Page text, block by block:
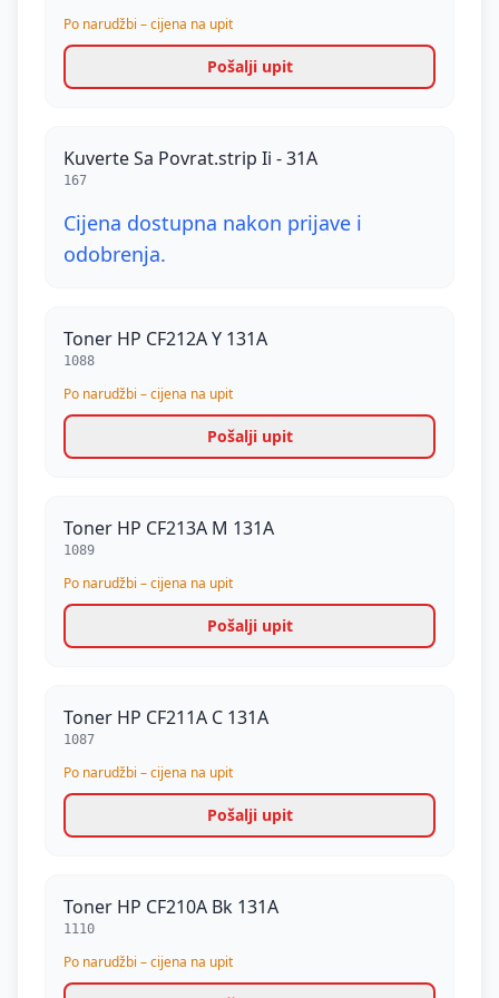
Po narudžbi – cijena na upit
Pošalji upit
Kuverte Sa Povrat.strip Ii - 31A
167
Cijena dostupna nakon prijave i
odobrenja.
Toner HP CF212A Y 131A
1088
Po narudžbi – cijena na upit
Pošalji upit
Toner HP CF213A M 131A
1089
Po narudžbi – cijena na upit
Pošalji upit
Toner HP CF211A C 131A
1087
Po narudžbi – cijena na upit
Pošalji upit
Toner HP CF210A Bk 131A
1110
Po narudžbi – cijena na upit